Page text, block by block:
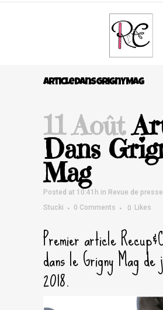
Article Dans Grigny Mag
11 Août
Dans
Mag
Posted at 10:41h in Revue de presse
Stucki
0 Comments 0 Likes
Premier article
dans le Grigny Mag
2018.